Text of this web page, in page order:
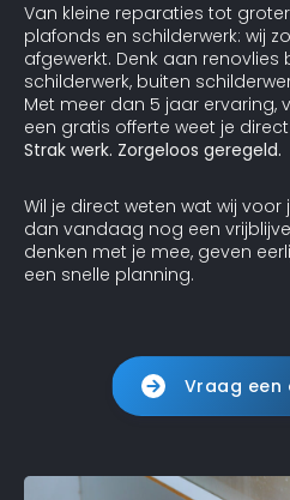
Van kleine reparaties tot
plafonds en schilderwerk: wij
afgewerkt. Denk aan renovlies
schilderwerk, buiten
Met meer dan 5 jaar ervaring,
een gratis offerte weet je
Strak werk. Zorgeloos geregeld.
Wil je direct weten wat wij
dan vandaag nog een
denken met je mee, geven
een snelle planning.
Vraag